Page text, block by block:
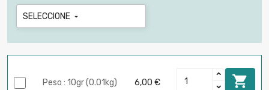
SELECCIONE 
Peso : 10gr (0.01kg) 6,00 € 